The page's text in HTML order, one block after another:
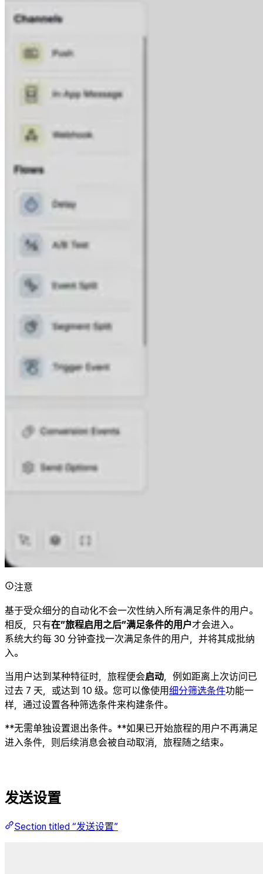
注意
基于受众细分的自动化不会一次性纳入所有满足条件的用户。
相反，只有在”旅程启用之后”满足条件的用户才会进入。
系统大约每 30 分钟查找一次满足条件的用户，并将其成批纳
入。
当用户达到某种特征时，旅程便会启动，例如距离上次访问已
过去 7 天，或达到 10 级。您可以像使用细分筛选条件功能一
样，通过设置各种筛选条件来构建条件。
**无需单独设置退出条件。**如果已开始旅程的用户不再满足
进入条件，则后续消息会被自动取消，旅程随之结束。
发送设置
Section titled “发送设置”